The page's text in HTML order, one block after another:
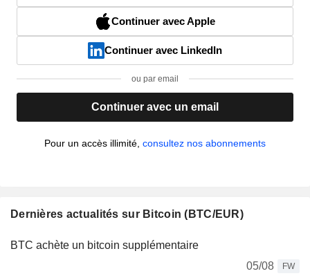
Continuer avec Apple
Continuer avec LinkedIn
ou par email
Continuer avec un email
Pour un accès illimité, consultez nos abonnements
Dernières actualités sur Bitcoin (BTC/EUR)
BTC achète un bitcoin supplémentaire
05/08
FW